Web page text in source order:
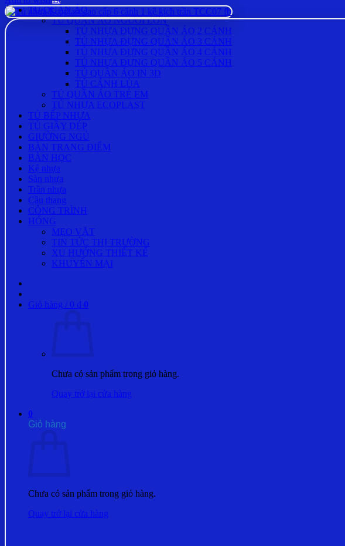
TỦ QUẦN ÁO
TỦ QUẦN ÁO NGƯỜI LỚN
TỦ NHỰA ĐỰNG QUẦN ÁO 2 CÁNH
TỦ NHỰA ĐỰNG QUẦN ÁO 3 CÁNH
TỦ NHỰA ĐỰNG QUẦN ÁO 4 CÁNH
TỦ NHỰA ĐỰNG QUẦN ÁO 5 CÁNH
TỦ QUẦN ÁO IN 3D
TỦ CÁNH LÙA
TỦ QUẦN ÁO TRẺ EM
TỦ NHỰA ECOPLAST
TỦ BẾP NHỰA
TỦ GIẦY DÉP
GIƯỜNG NGỦ
BÀN TRANG ĐIỂM
BÀN HỌC
Kệ nhựa
Sàn nhựa
Trần nhựa
Cầu thang
CÔNG TRÌNH
HÓNG
MẸO VẶT
TIN TỨC THỊ TRƯỜNG
XU HƯỚNG THIẾT KẾ
KHUYẾN MẠI
Giỏ hàng / 0 ₫ 0
Chưa có sản phẩm trong giỏ hàng.
Quay trở lại cửa hàng
0
Giỏ hàng
Chưa có sản phẩm trong giỏ hàng.
Quay trở lại cửa hàng